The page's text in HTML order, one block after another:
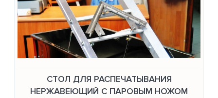
СТОЛ ДЛЯ РАСПЕЧАТЫВАНИЯ
НЕРЖАВЕЮЩИЙ С ПАРОВЫМ НОЖОМ